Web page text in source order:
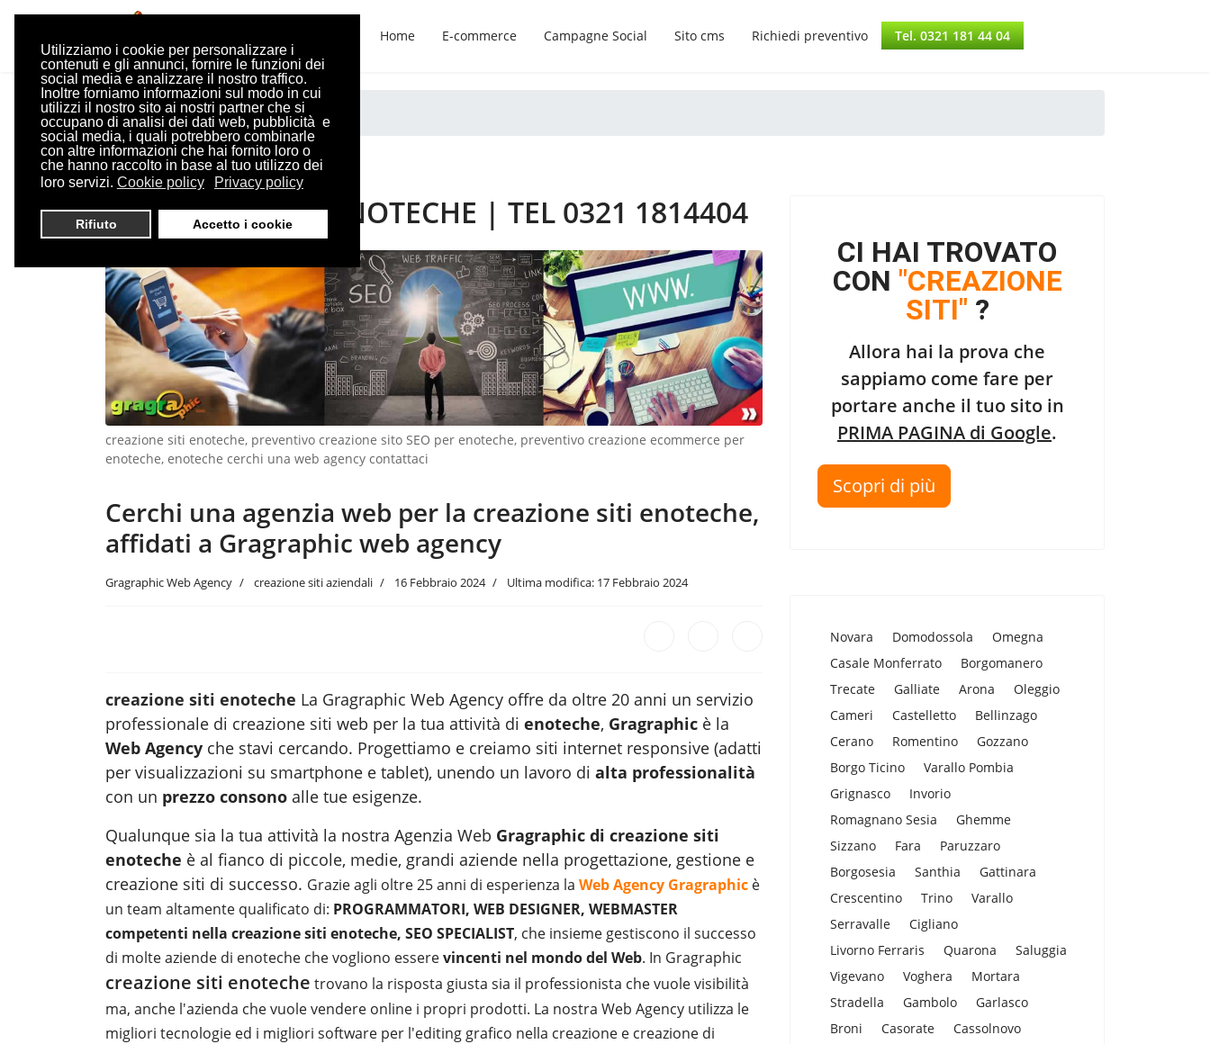
Utilizziamo i cookie per personalizzare i
contenuti e gli annunci, fornire le funzioni dei
social media e analizzare il nostro traffico.
Inoltre forniamo informazioni sul modo in cui
utilizzi il nostro sito ai nostri partner che si
occupano di analisi dei dati web, pubblicità e
social media, i quali potrebbero combinarle
con altre informazioni che hai fornito loro o
che hanno raccolto in base al tuo utilizzo dei
loro servizi. Cookie policy Privacy policy
Rifiuto Accetto i cookie
Home E-commerce Campagne Social Sito cms Richiedi preventivo Tel. 0321 181 44 04
Sei qui:Home siti enoteche
CREAZIONE SITI ENOTECHE | TEL 0321 1814404
creazione siti enoteche, preventivo creazione sito SEO per enoteche, preventivo creazione ecommerce per
enoteche, enoteche cerchi una web agency contattaci
Cerchi una agenzia web per la creazione siti enoteche,
affidati a Gragraphic web agency
Gragraphic Web Agency creazione siti aziendali 16 Febbraio 2024 Ultima modifica: 17 Febbraio 2024
creazione siti enoteche La Gragraphic Web Agency offre da oltre 20 anni un servizio
professionale di creazione siti web per la tua attività di enoteche, Gragraphic è la
Web Agency che stavi cercando. Progettiamo e creiamo siti internet responsive (adatti
per visualizzazioni su smartphone e tablet), unendo un lavoro di alta professionalità
con un prezzo consono alle tue esigenze.
Qualunque sia la tua attività la nostra Agenzia Web Gragraphic di creazione siti
enoteche è al fianco di piccole, medie, grandi aziende nella progettazione, gestione e
creazione siti di successo. Grazie agli oltre 25 anni di esperienza la Web Agency Gragraphic è
un team altamente qualificato di: PROGRAMMATORI, WEB DESIGNER, WEBMASTER
competenti nella creazione siti enoteche, SEO SPECIALIST, che insieme gestiscono il successo
di molte aziende di enoteche che vogliono esserevincenti nel mondo del Web. In Gragraphic
creazione siti enoteche trovano la risposta giusta sia il professionista che vuole visibilità
ma, anche l'azienda che vuole vendere online i propri prodotti. La nostra Web Agency utilizza le
migliori tecnologie ed i migliori software per l'editing grafico nella creazione e creazione di
CI HAI TROVATO
CON "CREAZIONE
SITI" ?
Allora hai la prova che
sappiamo come fare per
portare anche il tuo sito in
PRIMA PAGINA di Google.
Scopri di più
Novara Domodossola
Omegna
Casale Monferrato
Borgomanero
Trecate
Galliate Arona
Oleggio
Cameri
Castelletto
Bellinzago
Cerano
Romentino
Gozzano
Borgo Ticino
Varallo Pombia
Grignasco
Invorio
Romagnano Sesia
Ghemme
Sizzano
Fara
Paruzzaro
Borgosesia
Santhia
Gattinara
Crescentino
Trino
Varallo
Serravalle
Cigliano
Livorno Ferraris
Quarona
Saluggia
Vigevano
Voghera
Mortara
Stradella
Gambolo
Garlasco
Broni
Casorate
Cassolnovo